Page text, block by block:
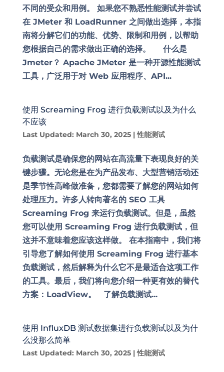
不同的受众和用例。 如果您不熟悉性能测试并尝试
在 JMeter 和 LoadRunner 之间做出选择，本指
南将分解它们的功能、优势、限制和用例，以帮助
您根据自己的需求做出正确的选择。 什么是
Jmeter？ Apache JMeter 是一种开源性能测试
工具，广泛用于对 Web 应用程序、API...
使用 Screaming Frog 进行负载测试以及为什么
不应该
Last Updated: March 30, 2025|性能测试
负载测试是确保您的网站在高流量下表现良好的关
键步骤。无论您是在为产品发布、大型营销活动还
是季节性高峰做准备，您都需要了解您的网站如何
处理压力。许多人转向著名的 SEO 工具
Screaming Frog 来运行负载测试。但是，虽然
您可以使用 Screaming Frog 进行负载测试，但
这并不意味着您应该这样做。 在本指南中，我们将
引导您了解如何使用 Screaming Frog 进行基本
负载测试，然后解释为什么它不是最适合这项工作
的工具。最后，我们将向您介绍一种更有效的替代
方案：LoadView。 了解负载测试...
使用 InfluxDB 测试数据集进行负载测试以及为什
么没那么简单
Last Updated: March 30, 2025|性能测试